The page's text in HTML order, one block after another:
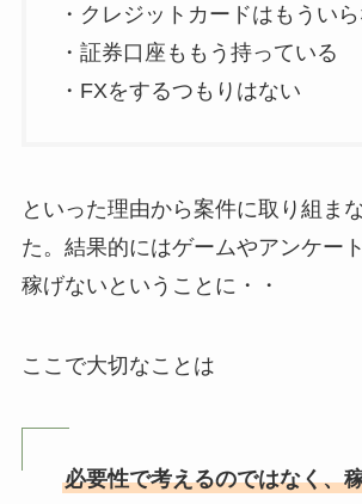
・クレジットカードはもうい
・証券口座ももう持っている
・FXをするつもりはない
といった理由から案件に取り組ま
た。結果的にはゲームやアンケー
稼げないということに・・
ここで大切なことは
必要性で考えるのではなく、